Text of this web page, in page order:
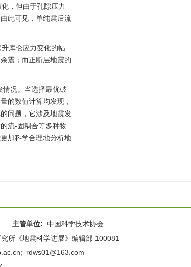
，但由于孔隙压力
此可见，单纯震后流
库仑应力变化的幅
震；而正断层地震的
况。当选择最优破
的数值计算均发现，
问题，它涉及地震发
流-固耦合等多种物
加科学合理地分析地
主管单位: 中国科学技术协会
所《地震科学进展》编辑部 100081
; rdws01@163.com